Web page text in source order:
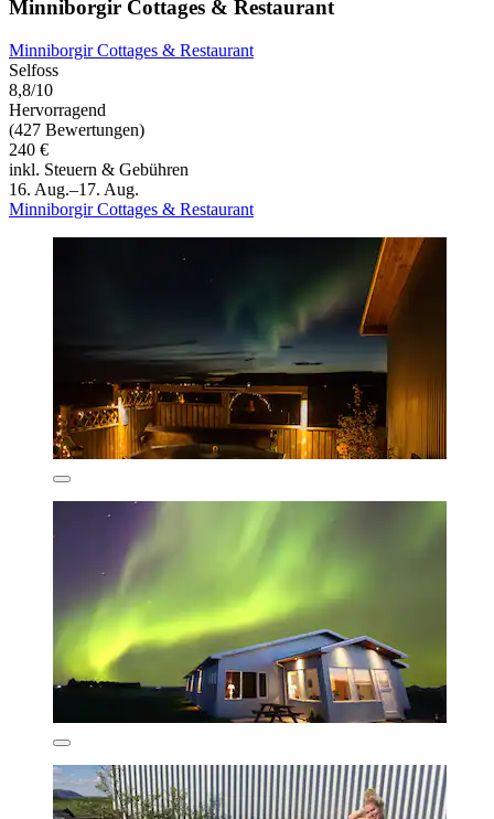
Minniborgir Cottages & Restaurant
Minniborgir Cottages & Restaurant
Selfoss
8,8/10
Hervorragend
(427 Bewertungen)
240 €
inkl. Steuern & Gebühren
16. Aug.–17. Aug.
Minniborgir Cottages & Restaurant